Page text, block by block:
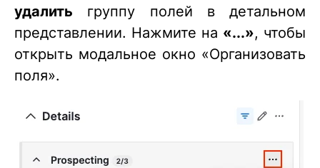
удалить группу полей в детальном
представлении. Нажмите на «...», чтобы
открыть модальное окно «Организовать
поля».